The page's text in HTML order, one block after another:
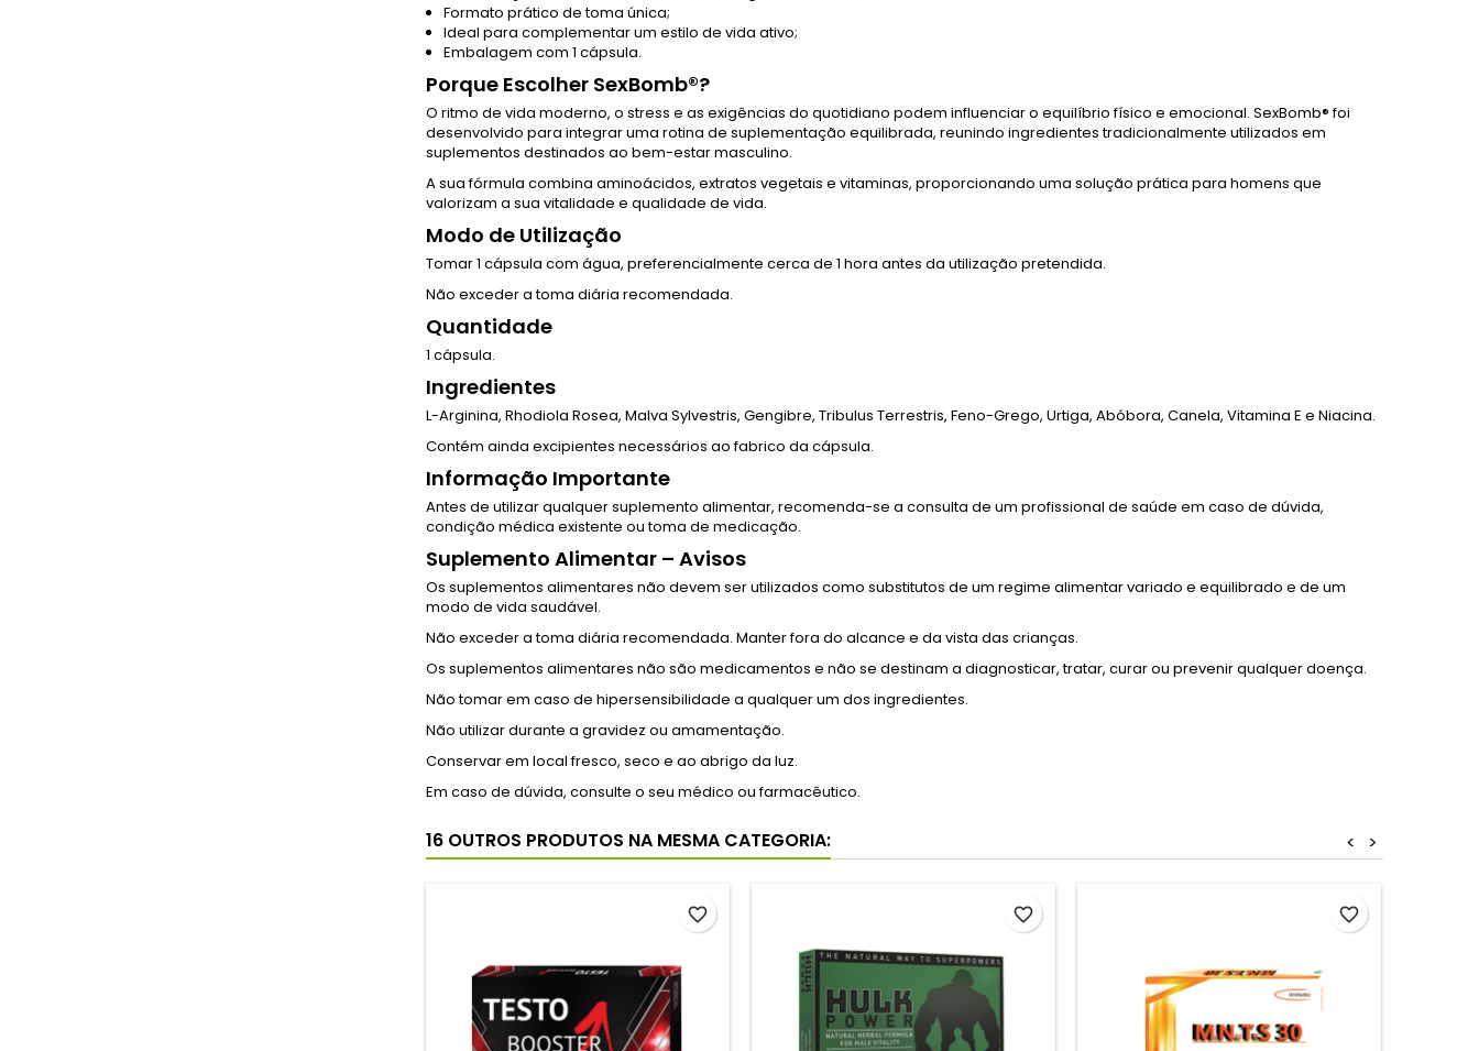
Formato prático de toma única;
Ideal para complementar um estilo de vida ativo;
Embalagem com 1 cápsula.
Porque Escolher SexBomb®?
O ritmo de vida moderno, o stress e as exigências do quotidiano podem influenciar o equilíbrio físico e emocional. SexBomb® foi
desenvolvido para integrar uma rotina de suplementação equilibrada, reunindo ingredientes tradicionalmente utilizados em
suplementos destinados ao bem-estar masculino.
A sua fórmula combina aminoácidos, extratos vegetais e vitaminas, proporcionando uma solução prática para homens que
valorizam a sua vitalidade e qualidade de vida.
Modo de Utilização
Tomar 1 cápsula com água, preferencialmente cerca de 1 hora antes da utilização pretendida.
Não exceder a toma diária recomendada.
Quantidade
1 cápsula.
Ingredientes
L-Arginina, Rhodiola Rosea, Malva Sylvestris, Gengibre, Tribulus Terrestris, Feno-Grego, Urtiga, Abóbora, Canela, Vitamina E e Niacina.
Contém ainda excipientes necessários ao fabrico da cápsula.
Informação Importante
Antes de utilizar qualquer suplemento alimentar, recomenda-se a consulta de um profissional de saúde em caso de dúvida,
condição médica existente ou toma de medicação.
Suplemento Alimentar – Avisos
Os suplementos alimentares não devem ser utilizados como substitutos de um regime alimentar variado e equilibrado e de um
modo de vida saudável.
Não exceder a toma diária recomendada. Manter fora do alcance e da vista das crianças.
Os suplementos alimentares não são medicamentos e não se destinam a diagnosticar, tratar, curar ou prevenir qualquer doença.
Não tomar em caso de hipersensibilidade a qualquer um dos ingredientes.
Não utilizar durante a gravidez ou amamentação.
Conservar em local fresco, seco e ao abrigo da luz.
Em caso de dúvida, consulte o seu médico ou farmacêutico.
16 OUTROS PRODUTOS NA MESMA CATEGORIA: >
<
favorite_border favorite_border favorite_border